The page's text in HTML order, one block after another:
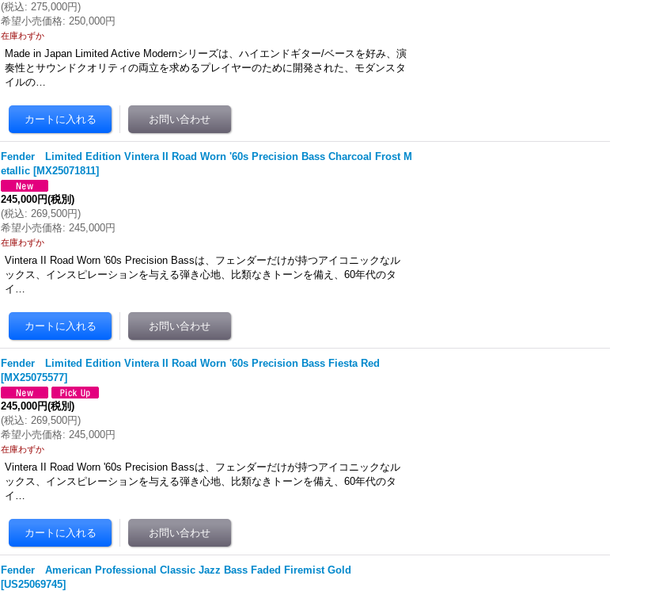
(税込: 275,000円)
希望小売価格: 250,000円
在庫わずか
Made in Japan Limited Active Modernシリーズは、ハイエンドギター/ベースを好み、演
奏性とサウンドクオリティの両立を求めるプレイヤーのために開発された、モダンスタ
イルの…
Fender Limited Edition Vintera II Road Worn '60s Precision Bass Charcoal Frost M
etallic [MX25071811]
245,000円(税別)
(税込: 269,500円)
希望小売価格: 245,000円
在庫わずか
Vintera II Road Worn '60s Precision Bassは、フェンダーだけが持つアイコニックなル
ックス、インスピレーションを与える弾き心地、比類なきトーンを備え、60年代のタ
イ…
Fender Limited Edition Vintera II Road Worn '60s Precision Bass Fiesta Red
[MX25075577]
245,000円(税別)
(税込: 269,500円)
希望小売価格: 245,000円
在庫わずか
Vintera II Road Worn '60s Precision Bassは、フェンダーだけが持つアイコニックなル
ックス、インスピレーションを与える弾き心地、比類なきトーンを備え、60年代のタ
イ…
Fender American Professional Classic Jazz Bass Faded Firemist Gold
[US25069745]